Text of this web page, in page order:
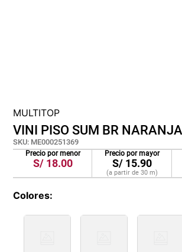
MULTITOP
VINI PISO SUM BR
SKU: ME000251369
Precio por menor
S/ 18.00
Precio por mayor
S/ 15.90
(a partir de 30 m)
Colores